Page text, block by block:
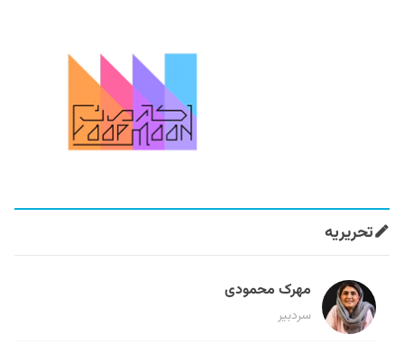
تحریریه
مهرک محمودی
سردبیر